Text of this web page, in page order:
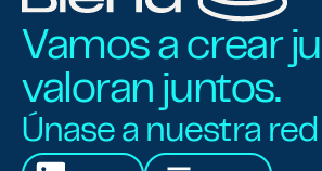
Vamos a crear
valoran juntos.
Únase a nuestra red